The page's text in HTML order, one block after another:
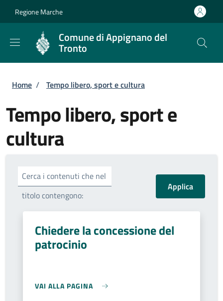
Regione Marche
Comune di Appignano del
Tronto
Briciole di pane
Home / Tempo libero, sport e cultura
Tempo libero, sport e
cultura
Cerca i contenuti che nel
titolo contengono:
Chiedere la concessione del
patrocinio
VAI ALLA PAGINA